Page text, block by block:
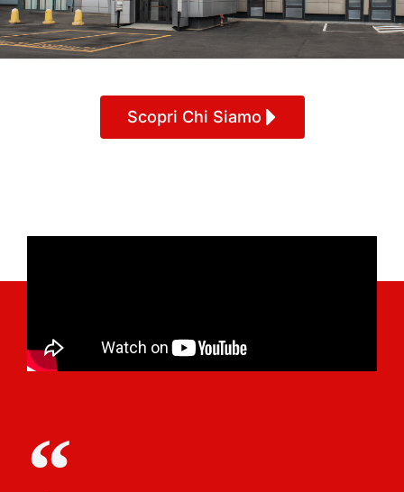
Scopri Chi Siamo